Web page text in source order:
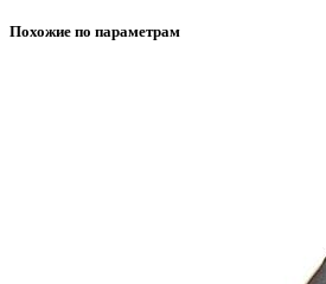
Похожие по параметрам